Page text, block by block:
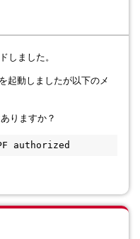
しました。
起動しましたが以下のメ
りますか？
authorized